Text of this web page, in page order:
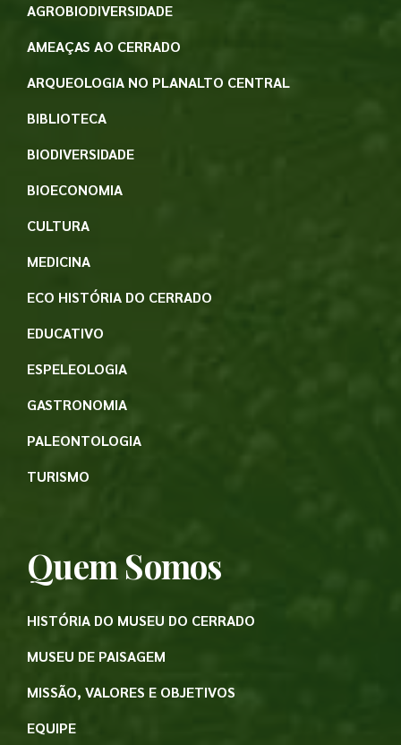
AGROBIODIVERSIDADE
AMEAÇAS AO CERRADO
ARQUEOLOGIA NO PLANALTO CENTRAL
BIBLIOTECA
BIODIVERSIDADE
BIOECONOMIA
CULTURA
MEDICINA
ECO HISTÓRIA DO CERRADO
EDUCATIVO
ESPELEOLOGIA
GASTRONOMIA
PALEONTOLOGIA
TURISMO
Quem Somos
HISTÓRIA DO MUSEU DO CERRADO
MUSEU DE PAISAGEM
MISSÃO, VALORES E OBJETIVOS
EQUIPE